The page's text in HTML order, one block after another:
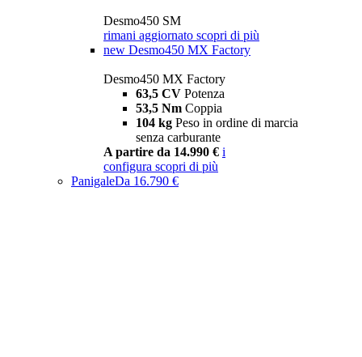
Desmo450 SM
rimani aggiornato scopri di più
new Desmo450 MX Factory
Desmo450 MX Factory
63,5 CV Potenza
53,5 Nm Coppia
104 kg Peso in ordine di marcia
senza carburante
A partire da 14.990 € i
configura scopri di più
PanigaleDa 16.790 €